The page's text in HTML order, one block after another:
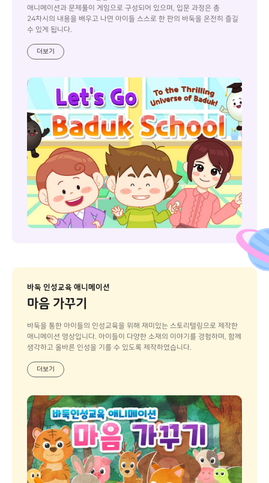
애니메이션과 문제풀이 게임으로 구성되어 있으며, 입문 과정은 총
24차시의 내용을 배우고 나면 아이들 스스로 한 판의 바둑을 온전히 즐길
수 있게 됩니다.
더보기
바둑 인성교육 애니메이션
마음 가꾸기
바둑을 통한 아이들의 인성교육을 위해 재미있는 스토리텔링으로 제작한
애니메이션 영상입니다. 아이들이 다양한 소재의 이야기를 경험하며, 함께
생각하고 올바른 인성을 기를 수 있도록 제작하였습니다.
더보기